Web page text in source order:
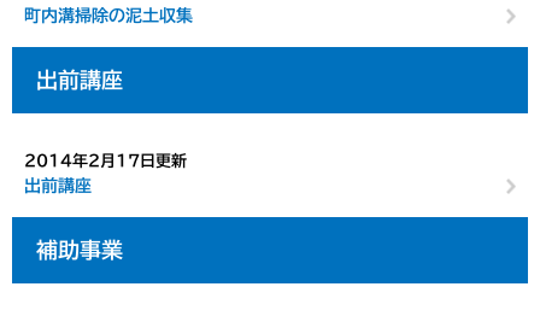
町内溝掃除の泥土収集
出前講座
2014年2月17日更新
出前講座
補助事業